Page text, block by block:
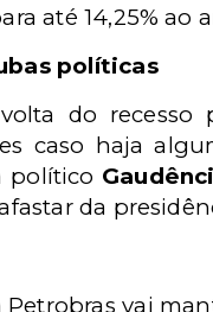
até 14,25% ao
políticas
do recesso
caso haja
político
da
Petrobras vai